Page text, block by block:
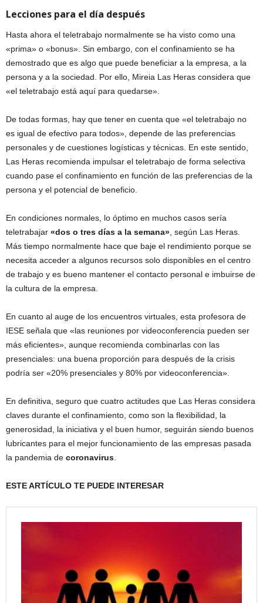
Lecciones para el día después
Hasta ahora el teletrabajo normalmente se ha visto como una
«prima» o «bonus». Sin embargo, con el confinamiento se ha
demostrado que es algo que puede beneficiar a la empresa, a la
persona y a la sociedad. Por ello, Mireia Las Heras considera que
«el teletrabajo está aquí para quedarse».
De todas formas, hay que tener en cuenta que «el teletrabajo no
es igual de efectivo para todos», depende de las preferencias
personales y de cuestiones logísticas y técnicas. En este sentido,
Las Heras recomienda impulsar el teletrabajo de forma selectiva
cuando pase el confinamiento en función de las preferencias de la
persona y el potencial de beneficio.
En condiciones normales, lo óptimo en muchos casos sería
teletrabajar «dos o tres días a la semana» , según Las Heras.
Más tiempo normalmente hace que baje el rendimiento porque se
necesita acceder a algunos recursos solo disponibles en el centro
de trabajo y es bueno mantener el contacto personal e imbuirse de
la cultura de la empresa.
En cuanto al auge de los encuentros virtuales, esta profesora de
IESE señala que «las reuniones por videoconferencia pueden ser
más eficientes», aunque recomienda combinarlas con las
presenciales: una buena proporción para después de la crisis
podría ser «20% presenciales y 80% por videoconferencia».
En definitiva, seguro que cuatro actitudes que Las Heras considera
claves durante el confinamiento, como son la flexibilidad, la
generosidad, la iniciativa y el buen humor, seguirán siendo buenos
lubricantes para el mejor funcionamiento de las empresas pasada
la pandemia de coronavirus
ESTE ARTÍCULO TE PUEDE INTERESAR